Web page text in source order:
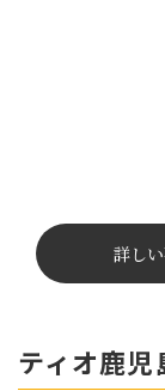
詳し
ティオ鹿児